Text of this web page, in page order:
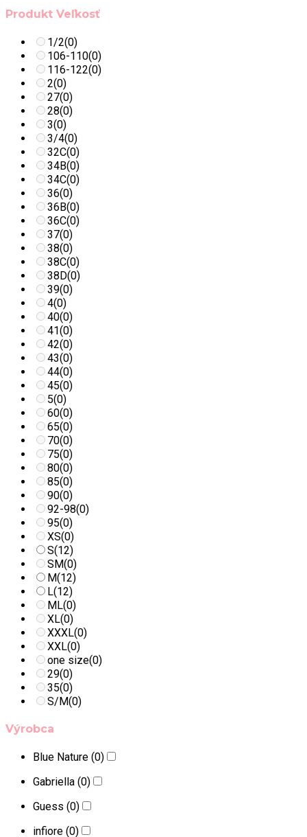
Produkt Veľkosť
1/2(0)
106-110(0)
116-122(0)
2(0)
27(0)
28(0)
3(0)
3/4(0)
32C(0)
34B(0)
34C(0)
36(0)
36B(0)
36C(0)
37(0)
38(0)
38C(0)
38D(0)
39(0)
4(0)
40(0)
41(0)
42(0)
43(0)
44(0)
45(0)
5(0)
60(0)
65(0)
70(0)
75(0)
80(0)
85(0)
90(0)
92-98(0)
95(0)
XS(0)
S(12)
SM(0)
M(12)
L(12)
ML(0)
XL(0)
XXXL(0)
XXL(0)
one size(0)
29(0)
35(0)
S/M(0)
Výrobca
Blue Nature (0)
Gabriella (0)
Guess (0)
infiore (0)